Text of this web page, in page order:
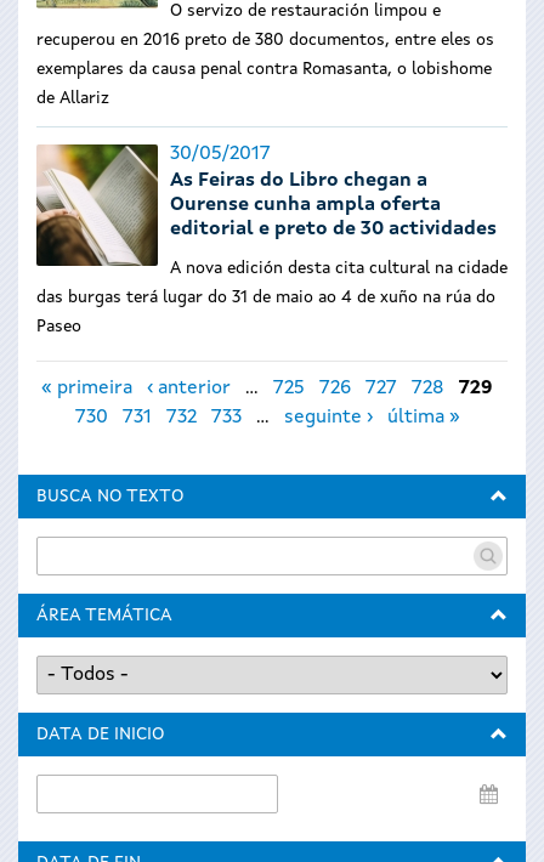
O servizo de restauración limpou e
recuperou en 2016 preto de 380 documentos, entre eles os
exemplares da causa penal contra Romasanta, o lobishome
de Allariz
30/05/2017
As Feiras do Libro chegan a
Ourense cunha ampla oferta
editorial e preto de 30 actividades
A nova edición desta cita cultural na cidade
das burgas terá lugar do 31 de maio ao 4 de xuño na rúa do
Paseo
Páxinas
« primeira ‹ anterior … 725 726 727 728
729
730
731 732 733 … seguinte › última »
BUSCA NO TEXTO
ÁREA TEMÁTICA
DATA DE INICIO
de